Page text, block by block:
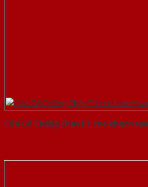
Cửa Gỗ Chống Cháy P1 cho khach san